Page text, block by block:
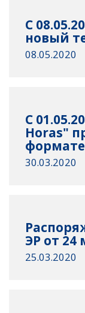
С
новый
08.05.2020
C
Horas"
формате
30.03.2020
ЭР от 24
25.03.2020